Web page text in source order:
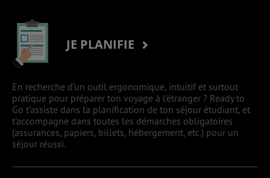
JE PLANIFIE
En recherche d’un outil ergonomique, intuitif et surtout
pratique pour préparer ton voyage à l’étranger ? Ready to
Go t’assiste dans la planification de ton séjour étudiant, et
t’accompagne dans toutes les démarches obligatoires
(assurances, papiers, billets, hébergement, etc.) pour un
séjour réussi.